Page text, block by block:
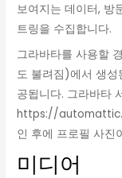
보여지는 데이터, 방
트링을 수집합니다.
그라바타를 사용할
도 불려짐)에서 생성
공됩니다. 그라바타
https://
인 후에 프로필 사진
미디어